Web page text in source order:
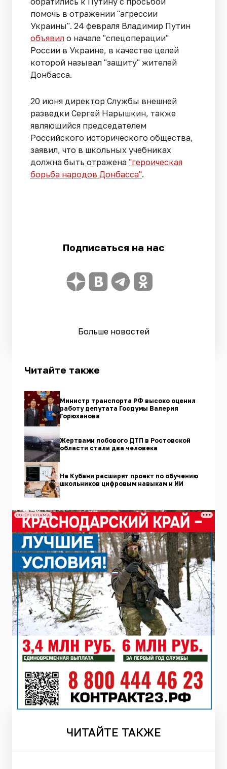
помочь в отражении "агрессии
Украины". 24 февраля Владимир Путин
объявил о начале "спецоперации"
России в Украине, в качестве целей
которой называл "защиту" жителей
Донбасса.
20 июня директор Службы внешней
разведки Сергей Нарышкин, также
являющийся председателем
Российского исторического общества,
заявил, что в школьных учебниках
должна быть отражена "героическая
борьба народов Донбасса".
Подписаться на нас
Больше новостей
Читайте также
Министр транспорта РФ высоко оценил
работу депутата Госдумы Валерия
Горюханова
Жертвами лобового ДТП в Ростовской
области стали два человека
На Кубани расширят проект по обучению
школьников цифровым навыкам и ИИ
СОЦРЕКЛАМА
ЧИТАЙТЕ ТАКЖЕ